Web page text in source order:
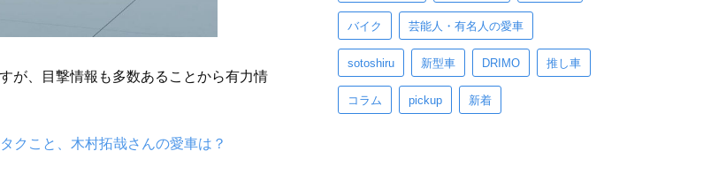
が、目撃情報も多数あることから有力情
クこと、木村拓哉さんの愛車は？
バイク 芸能人・有名人の愛車
sotoshiru 新型車 DRIMO 推し車
コラム pickup 新着